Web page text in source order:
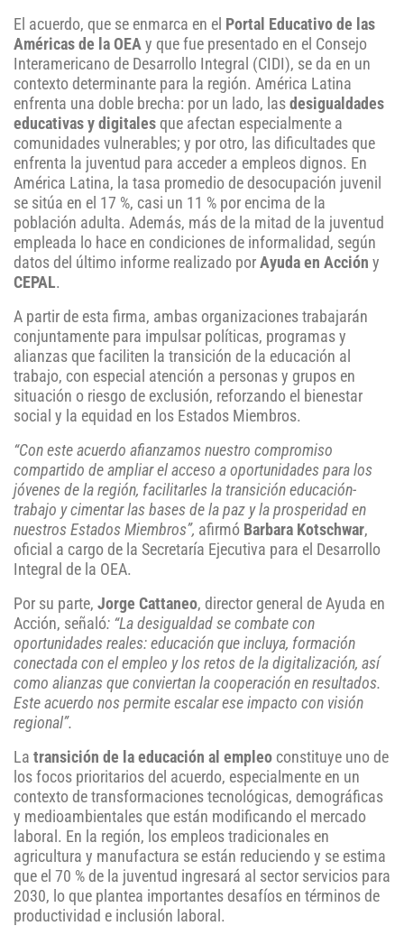
El acuerdo, que se enmarca en el Portal Educativo de las
Américas de la OEA y que fue presentado en el Consejo
Interamericano de Desarrollo Integral (CIDI), se da en un
contexto determinante para la región. América Latina
enfrenta una doble brecha: por un lado, las desigualdades
educativas y digitales que afectan especialmente a
comunidades vulnerables; y por otro, las dificultades que
enfrenta la juventud para acceder a empleos dignos. En
América Latina, la tasa promedio de desocupación juvenil
se sitúa en el 17 %, casi un 11 % por encima de la
población adulta. Además, más de la mitad de la juventud
empleada lo hace en condiciones de informalidad, según
datos del último informe realizado por Ayuda en Acción y
CEPAL.
A partir de esta firma, ambas organizaciones trabajarán
conjuntamente para impulsar políticas, programas y
alianzas que faciliten la transición de la educación al
trabajo, con especial atención a personas y grupos en
situación o riesgo de exclusión, reforzando el bienestar
social y la equidad en los Estados Miembros.
“Con este acuerdo afianzamos nuestro compromiso
compartido de ampliar el acceso a oportunidades para los
jóvenes de la región, facilitarles la transición educación-
trabajo y cimentar las bases de la paz y la prosperidad en
nuestros Estados Miembros”, afirmó Barbara Kotschwar,
oficial a cargo de la Secretaría Ejecutiva para el Desarrollo
Integral de la OEA.
Por su parte, Jorge Cattaneo, director general de Ayuda en
Acción, señaló: “La desigualdad se combate con
oportunidades reales: educación que incluya, formación
conectada con el empleo y los retos de la digitalización, así
como alianzas que conviertan la cooperación en resultados.
Este acuerdo nos permite escalar ese impacto con visión
regional”.
La transición de la educación al empleo constituye uno de
los focos prioritarios del acuerdo, especialmente en un
contexto de transformaciones tecnológicas, demográficas
y medioambientales que están modificando el mercado
laboral. En la región, los empleos tradicionales en
agricultura y manufactura se están reduciendo y se estima
que el 70 % de la juventud ingresará al sector servicios para
2030, lo que plantea importantes desafíos en términos de
productividad e inclusión laboral.